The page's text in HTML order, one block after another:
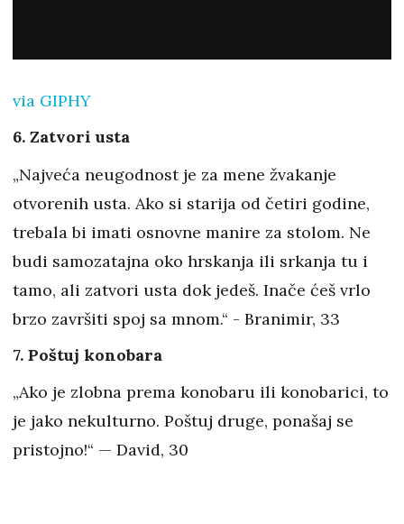
via GIPHY
6. Zatvori usta
„Najveća neugodnost je za mene žvakanje
otvorenih usta. Ako si starija od četiri godine,
trebala bi imati osnovne manire za stolom. Ne
budi samozatajna oko hrskanja ili srkanja tu i
tamo, ali zatvori usta dok jedeš. Inače ćeš vrlo
brzo završiti spoj sa mnom.“ - Branimir, 33
7. Poštuj konobara
„Ako je zlobna prema konobaru ili konobarici, to
je jako nekulturno. Poštuj druge, ponašaj se
pristojno!“ — David, 30